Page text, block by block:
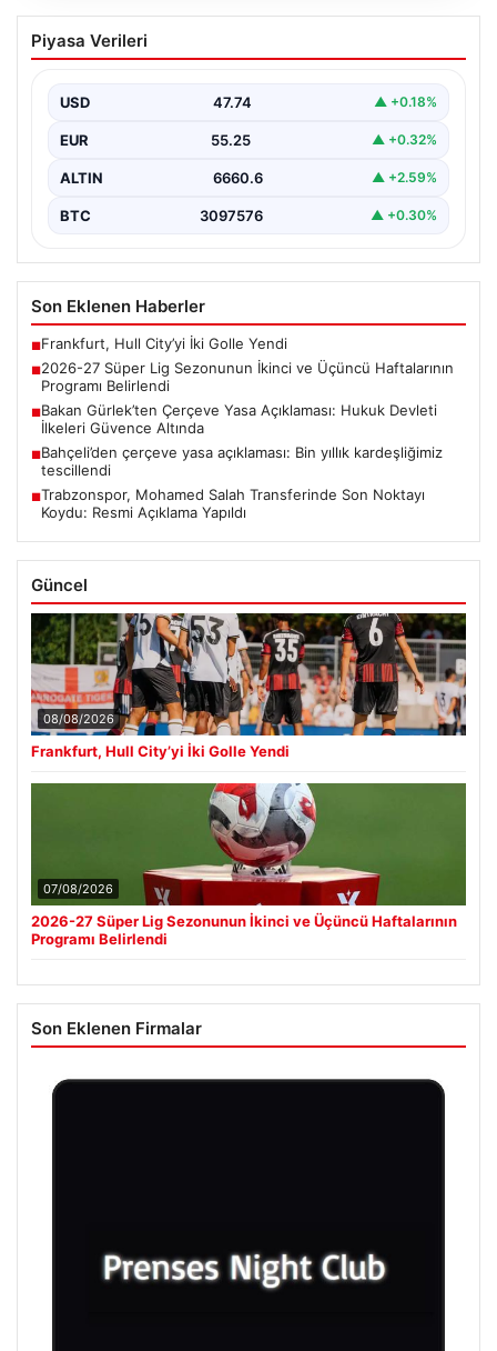
2026-27 Süper Lig Sezonunun İkinci ve
Üçüncü Haftalarının Programı Belirlendi
sezonu için heyecanlandıran gelişmeler yaşandı.…
Piyasa Verileri
USD 47.74 ▲ +0.18%
EUR 55.25 ▲ +0.32%
ALTIN 6660.6 ▲ +2.59%
BTC 3097576 ▲ +0.30%
Son Eklenen Haberler
■Frankfurt, Hull City’yi İki Golle Yendi
■2026-27 Süper Lig Sezonunun İkinci ve Üçüncü Haftalarının
Programı Belirlendi
■Bakan Gürlek’ten Çerçeve Yasa Açıklaması: Hukuk Devleti
İlkeleri Güvence Altında
■Bahçeli’den çerçeve yasa açıklaması: Bin yıllık kardeşliğimiz
tescillendi
■Trabzonspor, Mohamed Salah Transferinde Son Noktayı
Koydu: Resmi Açıklama Yapıldı
Güncel
08/08/2026
Frankfurt, Hull City’yi İki Golle Yendi
07/08/2026
2026-27 Süper Lig Sezonunun İkinci ve Üçüncü Haftalarının
Programı Belirlendi
Son Eklenen Firmalar